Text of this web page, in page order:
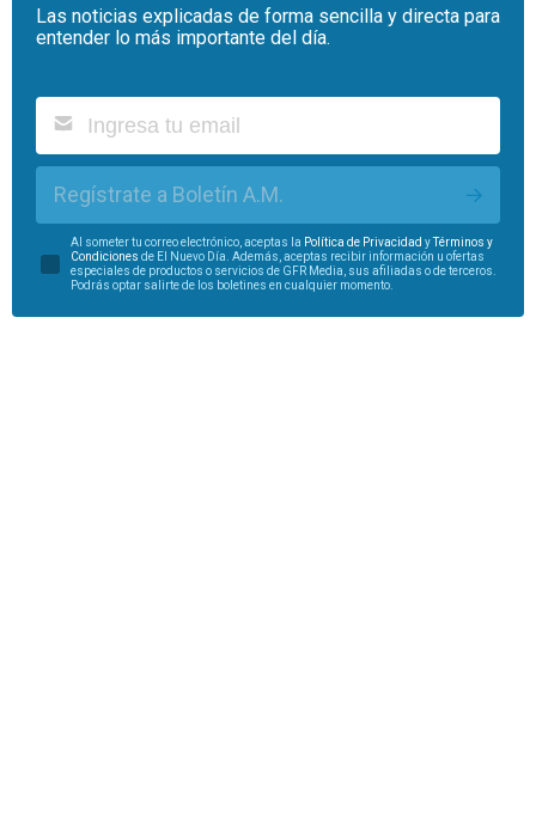
Las noticias explicadas de forma sencilla y directa para
entender lo más importante del día.
Regístrate a Boletín A.M.
Al someter tu correo electrónico, aceptas la Política de Privacidad y
Términos y
Condiciones de El Nuevo Día. Además, aceptas recibir información u ofertas
especiales de productos o servicios de GFR Media, sus afiliadas o de terceros.
Podrás optar salirte de los boletines en cualquier momento.